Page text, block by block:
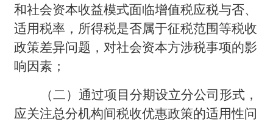
和社会资本收益模式面临增值税应税与否、
适用税率，所得税是否属于征税范围等税收
政策差异问题，对社会资本方涉税事项的影
响因素；
（二）通过项目分期设立分公司形式，
应关注总分机构间税收优惠政策的适用性问